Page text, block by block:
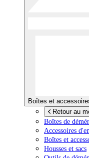
Boîtes et
Retour au
Boîtes de
Accessoires
Boîtes et
Housses et sacs